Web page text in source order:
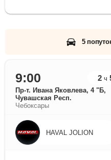
5
9:00 2 ч
Пр-т. Ивана Яковлева, 4 "Б,
Чувашская Респ.
Чебоксары
HAVAL JOLION